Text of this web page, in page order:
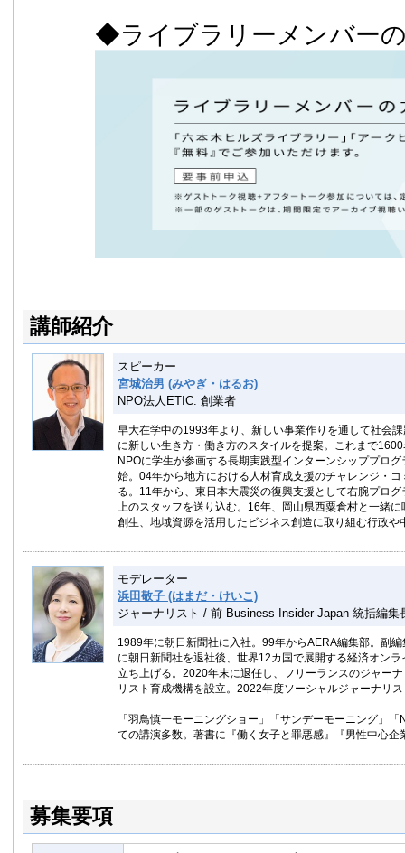
◆ライブラリーメンバー
講師紹介
スピーカー
宮城治男 (みやぎ・はるお)
NPO法人ETIC. 創業者
早大在学中の1993年より、新しい事業作りを通して社会
に新しい生き方・働き方のスタイルを提案。これまで
NPOに学生が参画する長期実践型インターンシッププロ
始。04年から地方における人材育成支援のチャレンジ・
る。11年から、東日本大震災の復興支援として右腕プロ
上のスタッフを送り込む。16年、岡山県西粟倉村と一緒
創生、地域資源を活用したビジネス創造に取り組む行政や
モデレーター
浜田敬子 (はまだ・けいこ)
ジャーナリスト / 前 Business Insider Japan 統括編集
1989年に朝日新聞社に入社。99年からAERA編集部。副
に朝日新聞社を退社後、世界12カ国で展開する経済オン
立ち上げる。2020年末に退任し、フリーランスのジャー
リスト育成機構を設立。2022年度ソーシャルジャーナリ
「羽鳥慎一モーニングショー」「サンデーモーニング」
ての講演多数。著書に『働く女子と罪悪感』『男性中心
募集要項